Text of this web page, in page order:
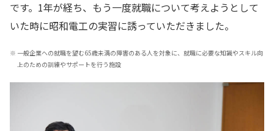
です。1年が経ち、もう一度就職について考えようとして
いた時に昭和電工の実習に誘っていただきました。
※ 一般企業への就職を望む65歳未満の障害のある人を対象に、就職に必要な知識やスキル向
上のための訓練やサポートを行う施設